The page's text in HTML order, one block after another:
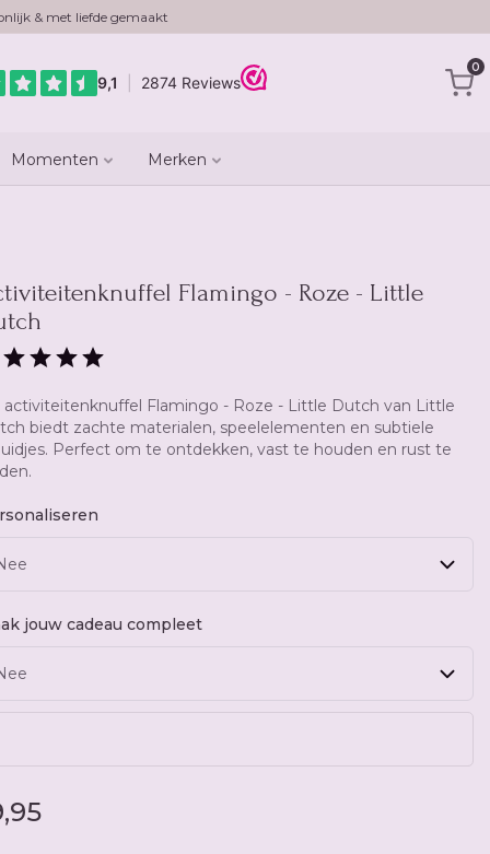
& met liefde gemaakt
0
Momenten Merken
Flamingo - Roze - Little
activiteitenknuffel Flamingo - Roze - Little Dutch van Little
biedt zachte materialen, speelelementen en subtiele
Perfect om te ontdekken, vast te houden en rust te
jouw cadeau compleet